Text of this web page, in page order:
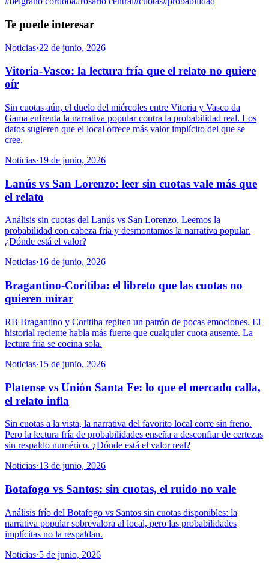
Te puede interesar
Noticias·22 de junio, 2026
Vitoria-Vasco: la lectura fría que el relato no quiere
oír
Sin cuotas aún, el duelo del miércoles entre Vitoria y Vasco da
Gama enfrenta la narrativa popular contra la probabilidad real. Los
datos sugieren que el local ofrece más valor implícito del que se
cree.
Noticias·19 de junio, 2026
Lanús vs San Lorenzo: leer sin cuotas vale más que
el relato
Análisis sin cuotas del Lanús vs San Lorenzo. Leemos la
probabilidad con cabeza fría y desmontamos la narrativa popular.
¿Dónde está el valor?
Noticias·16 de junio, 2026
Bragantino-Coritiba: el libreto que las cuotas no
quieren mirar
RB Bragantino y Coritiba repiten un patrón de pocas emociones. El
historial reciente habla más fuerte que cualquier cuota ausente. La
lectura fría se cocina sola.
Noticias·15 de junio, 2026
Platense vs Unión Santa Fe: lo que el mercado calla,
el relato infla
Sin cuotas a la vista, la narrativa del favorito local corre sin freno.
Pero la lectura fría de probabilidades enseña a desconfiar de certezas
sin respaldo numérico. ¿Dónde está el valor real?
Noticias·13 de junio, 2026
Botafogo vs Santos: sin cuotas, el ruido no vale
Análisis frío del Botafogo vs Santos sin cuotas disponibles: la
narrativa popular sobrevalora al local, pero las probabilidades
implícitas no la respaldan.
Noticias·5 de junio, 2026